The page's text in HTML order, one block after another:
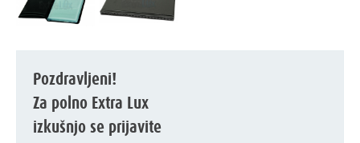
Pozdravljeni!
Za polno Extra Lux
izkušnjo se prijavite